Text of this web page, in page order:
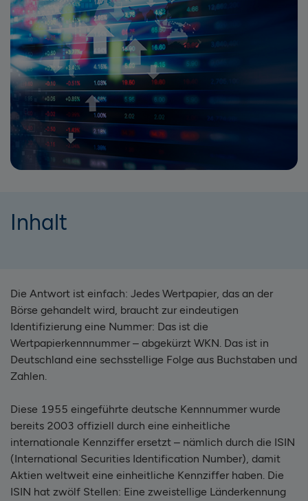
Inhalt
Die Antwort ist einfach: Jedes Wertpapier, das an der
Börse gehandelt wird, braucht zur eindeutigen
Identifizierung eine Nummer: Das ist die
Wertpapierkennnummer – abgekürzt WKN. Das ist in
Deutschland eine sechsstellige Folge aus Buchstaben und
Zahlen.
Diese 1955 eingeführte deutsche Kennnummer wurde
bereits 2003 offiziell durch eine einheitliche
internationale Kennziffer ersetzt – nämlich durch die ISIN
(International Securities Identification Number), damit
Aktien weltweit eine einheitliche Kennziffer haben. Die
ISIN hat zwölf Stellen: Eine zweistellige Länderkennung